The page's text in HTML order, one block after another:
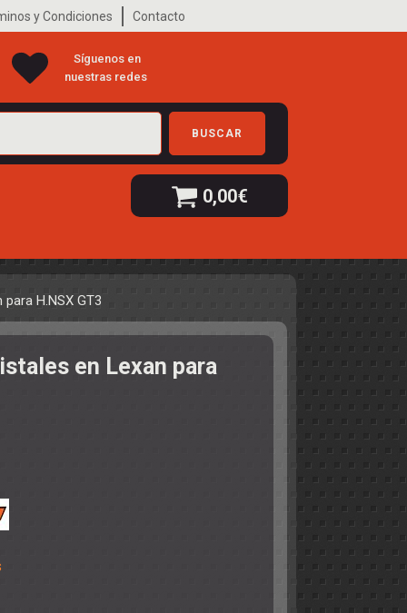
y Condiciones Contacto
Síguenos en
nuestras redes
BUSCAR
0,00€
H.NSX GT3
en Lexan para